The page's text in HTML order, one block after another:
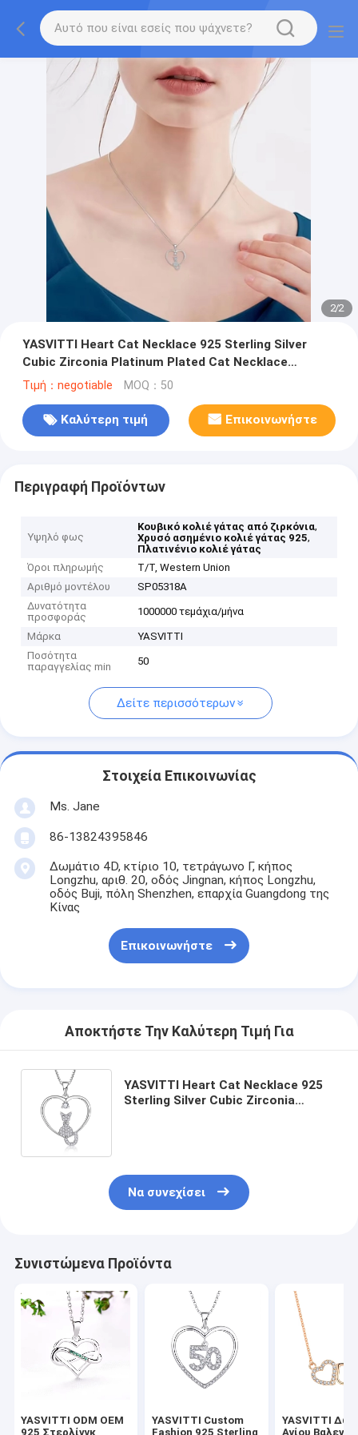
2/2
YASVITTI Heart Cat Necklace 925 Sterling Silver
Cubic Zirconia Platinum Plated Cat Necklace
Κοσμήματα Χονδρικής Κατασκευής
Τιμή：negotiable MOQ：50
Καλύτερη τιμή Επικοινωνήστε
Περιγραφή Προϊόντων
Υψηλό φως
Κουβικό κολιέ γάτας από ζιρκόνια,
Χρυσό ασημένιο κολιέ γάτας 925,
Πλατινένιο κολιέ γάτας
Όροι πληρωμής
T/T, Western Union
Αριθμό μοντέλου
SP05318Α
Δυνατότητα
προσφοράς
1000000 τεμάχια/μήνα
Μάρκα
YASVITTI
Ποσότητα
παραγγελίας min
50
Δείτε περισσότερων
Στοιχεία Επικοινωνίας
Ms. Jane
86-13824395846
Δωμάτιο 4D, κτίριο 10, τετράγωνο Γ, κήπος
Longzhu, αριθ. 20, οδός Jingnan, κήπος Longzhu,
οδός Buji, πόλη Shenzhen, επαρχία Guangdong της
Κίνας
Επικοινωνήστε
Αποκτήστε Την Καλύτερη Τιμή Για
YASVITTI Heart Cat Necklace 925
Sterling Silver Cubic Zirconia
Να συνεχίσει
Συνιστώμενα Προϊόντα
YASVITTI ODM OEM
925 Στερλίνγκ
YASVITTI Custom
Fashion 925 Sterling
YASVITTI
Αγίου